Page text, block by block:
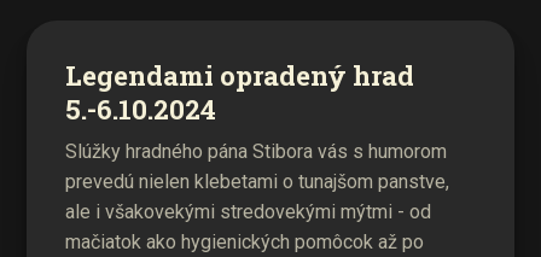
Legendami opradený hrad
5.-6.10.2024
Slúžky hradného pána Stibora vás s humorom
prevedú nielen klebetami o tunajšom panstve,
ale i všakovekými stredovekými mýtmi - od
mačiatok ako hygienických pomôcok až po